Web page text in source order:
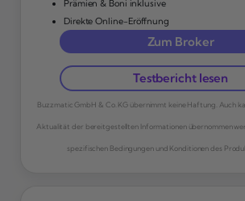
Prämien & Boni inklusive
Direkte Online-Eröffnung
Zum Broker
Testbericht lesen
Buzzmatic GmbH & Co. KG übernimmt keine Haftung. Auch
Aktualität der bereitgestellten Informationen übernommen
spezifischen Bedingungen und Konditionen des